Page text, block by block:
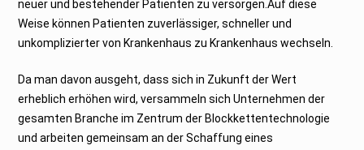
neuer und bestehender Patienten zu versorgen.Auf diese
Weise können Patienten zuverlässiger, schneller und
unkomplizierter von Krankenhaus zu Krankenhaus wechseln.
Da man davon ausgeht, dass sich in Zukunft der Wert
erheblich erhöhen wird, versammeln sich Unternehmen der
gesamten Branche im Zentrum der Blockkettentechnologie
und arbeiten gemeinsam an der Schaffung eines